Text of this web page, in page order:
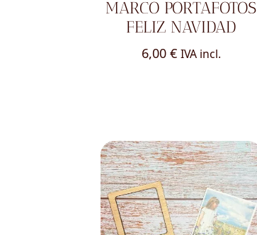
MARCO PORTAFOTOS
FELIZ NAVIDAD
6,00 € IVA incl.